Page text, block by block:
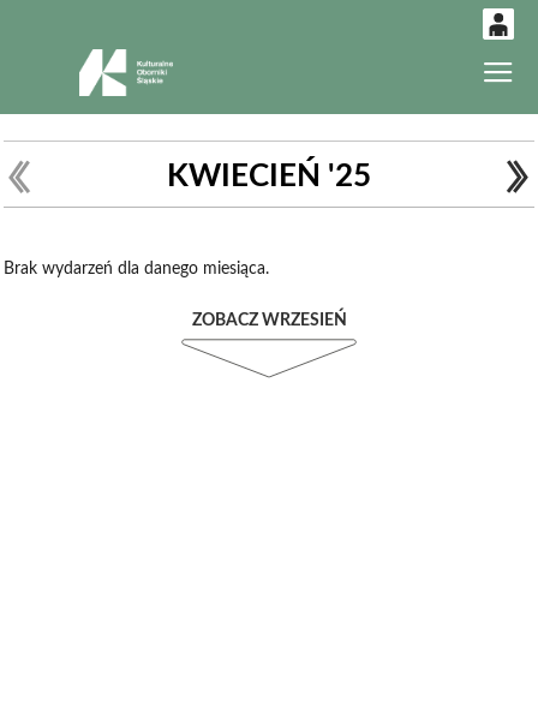
PLN
KWIECIEŃ '25
Brak wydarzeń dla danego miesiąca.
ZOBACZ WRZESIEŃ